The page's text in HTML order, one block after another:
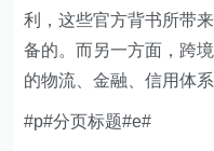
利，这些官方背书所带
备的。而另一方面，跨
的物流、金融、信用体
#p#分页标题#e#